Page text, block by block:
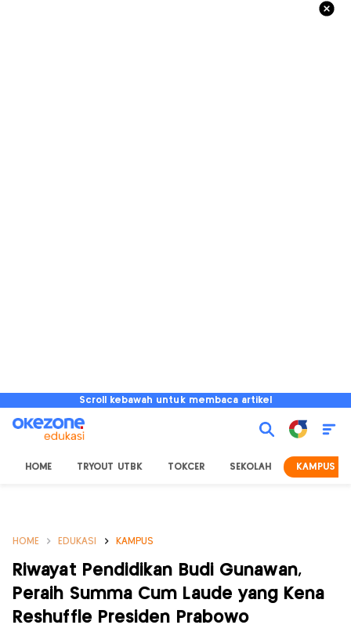
Scroll kebawah untuk membaca artikel
HOME TRYOUT UTBK TOKCER SEKOLAH KAMPUS
HOME EDUKASI KAMPUS
Riwayat Pendidikan Budi Gunawan,
Peraih Summa Cum Laude yang Kena
Reshuffle Presiden Prabowo